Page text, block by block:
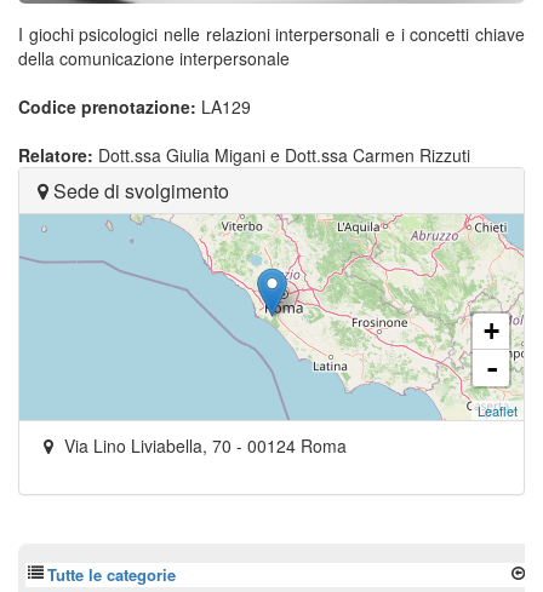
I giochi psicologici nelle relazioni interpersonali e i concetti chiave
della comunicazione interpersonale
Codice prenotazione: LA129
Relatore: Dott.ssa Giulia Migani e Dott.ssa Carmen Rizzuti
Sede di svolgimento
+
-
Leaflet
Via Lino Liviabella, 70 - 00124 Roma
Tutte le categorie